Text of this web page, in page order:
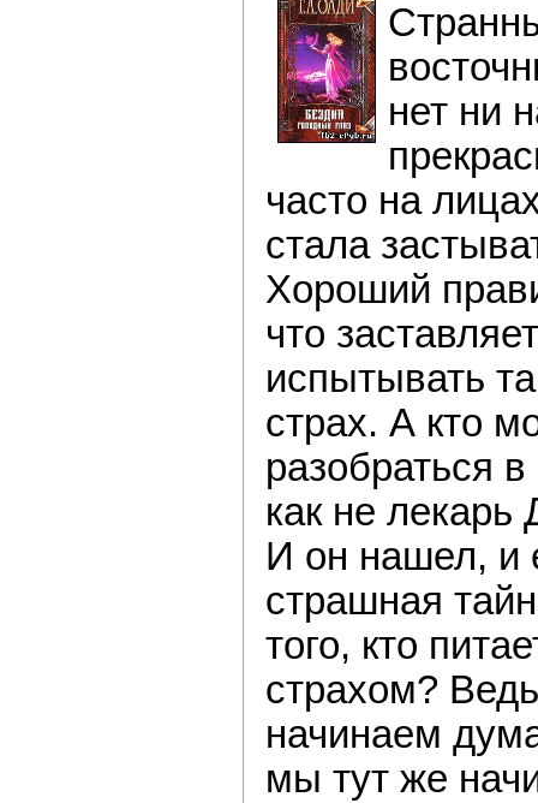
нет ни
часто на
стала
Хороший
что
испытывать
страх. А кто
разобраться
как не лекарь
И он нашел, и
страшная
того, кто
страхом?
начинаем
мы тут же